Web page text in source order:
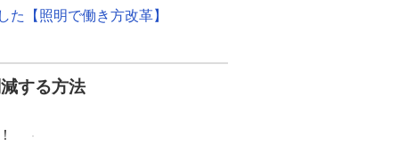
た【照明で働き方改革】
する方法